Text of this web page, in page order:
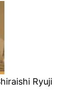
Ryuji